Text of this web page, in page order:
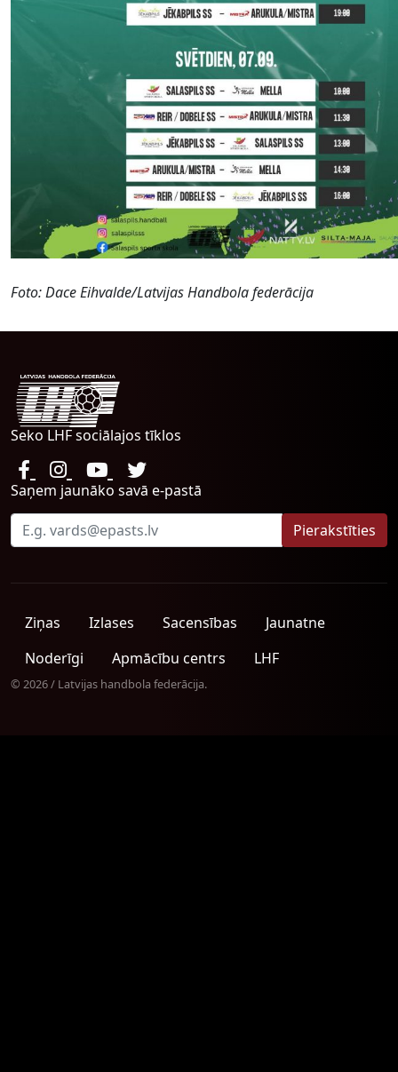
Foto: Dace Eihvalde/Latvijas Handbola federācija
Seko LHF sociālajos tīklos
Saņem jaunāko savā e-pastā
Ziņas Izlases Sacensības
Jaunatne
Noderīgi
Apmācību centrs LHF
© 2026 / Latvijas handbola federācija.